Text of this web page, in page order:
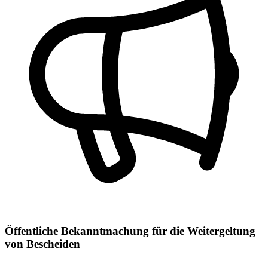
Öffentliche Bekanntmachung für die Weitergeltung
von Bescheiden